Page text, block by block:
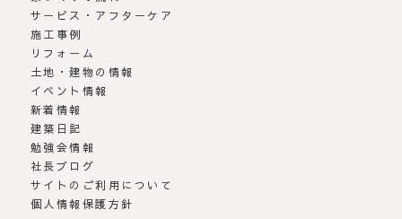
サービス・アフターケア
施工事例
リフォーム
土地・建物の情報
イベント情報
新着情報
建築日記
勉強会情報
社長ブログ
サイトのご利用について
個人情報保護方針